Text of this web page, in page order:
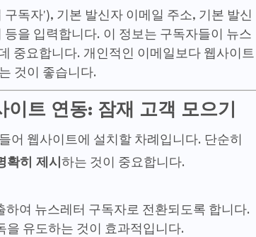
독자'), 기본 발신자 이메일 주소, 기본 발신
을 입력합니다. 이 정보는 구독자들이 뉴스
중요합니다. 개인적인 이메일보다 웹사이트
것이 좋습니다.
트 연동: 잠재 고객 모으기
어 웹사이트에 설치할 차례입니다. 단순히
확히 제시 하는 것이 중요합니다.
여 뉴스레터 구독자로 전환되도록 합니다.
을 유도하는 것이 효과적입니다.